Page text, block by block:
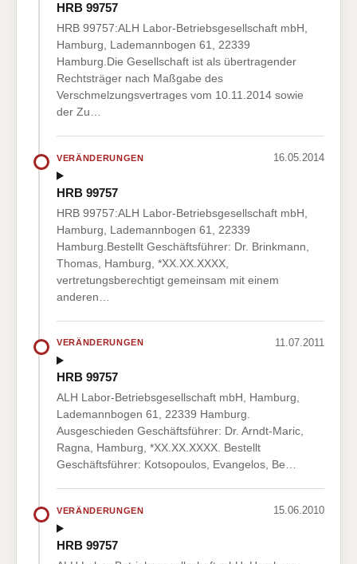
HRB 99757
HRB 99757:ALH Labor-Betriebsgesellschaft mbH,
Hamburg, Lademannbogen 61, 22339
Hamburg.Die Gesellschaft ist als übertragender
Rechtsträger nach Maßgabe des
Verschmelzungsvertrages vom 10.11.2014 sowie
der Zu…
VERÄNDERUNGEN 16.05.2014
HRB 99757
HRB 99757:ALH Labor-Betriebsgesellschaft mbH,
Hamburg, Lademannbogen 61, 22339
Hamburg.Bestellt Geschäftsführer: Dr. Brinkmann,
Thomas, Hamburg, *XX.XX.XXXX,
vertretungsberechtigt gemeinsam mit einem
anderen…
VERÄNDERUNGEN 11.07.2011
HRB 99757
ALH Labor-Betriebsgesellschaft mbH, Hamburg,
Lademannbogen 61, 22339 Hamburg.
Ausgeschieden Geschäftsführer: Dr. Arndt-Maric,
Ragna, Hamburg, *XX.XX.XXXX. Bestellt
Geschäftsführer: Kotsopoulos, Evangelos, Be…
VERÄNDERUNGEN 15.06.2010
HRB 99757